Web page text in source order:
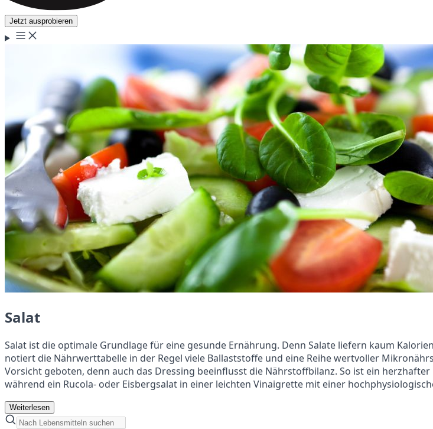
Jetzt ausprobieren
Salat
Salat ist die optimale Grundlage für eine gesunde Ernährung. Denn Salate liefern kaum
notiert die Nährwerttabelle in der Regel viele Ballaststoffe und eine Reihe wertvoller
Vorsicht geboten, denn auch das Dressing beeinflusst die Nährstoffbilanz. So ist ein
während ein Rucola- oder Eisbergsalat in einer leichten Vinaigrette mit einer
Weiterlesen